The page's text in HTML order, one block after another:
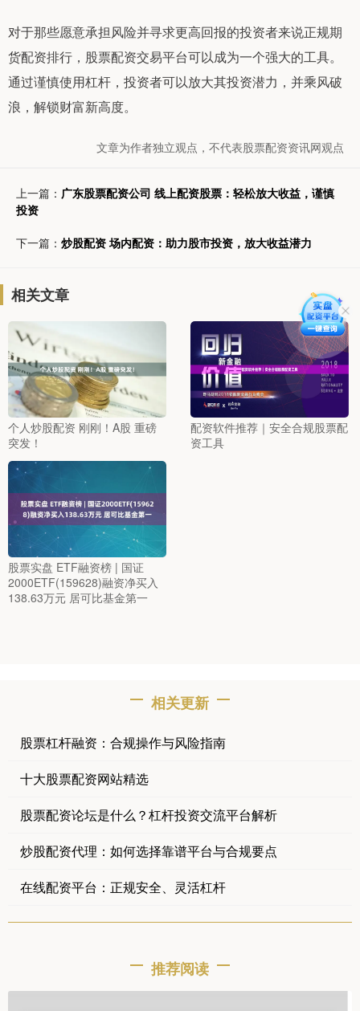
对于那些愿意承担风险并寻求更高回报的投资者来说正规期
货配资排行，股票配资交易平台可以成为一个强大的工具。
通过谨慎使用杠杆，投资者可以放大其投资潜力，并乘风破
浪，解锁财富新高度。
文章为作者独立观点，不代表股票配资资讯网观点
上一篇： 广东股票配资公司 线上配资股票：轻松放大收益，谨慎
投资
下一篇： 炒股配资 场内配资：助力股市投资，放大收益潜力
相关文章
个人炒股配资 刚刚！A股 重磅
突发！
配资软件推荐｜安全合规股票配
资工具
股票实盘 ETF融资榜 | 国证
2000ETF(159628)融资净买入
138.63万元 居可比基金第一
相关更新
股票杠杆融资：合规操作与风险指南
十大股票配资网站精选
股票配资论坛是什么？杠杆投资交流平台解析
炒股配资代理：如何选择靠谱平台与合规要点
在线配资平台：正规安全、灵活杠杆
推荐阅读